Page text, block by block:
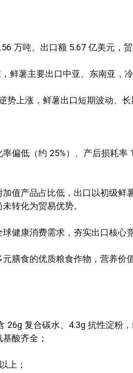
万吨、出口额 5.67 亿美元，
鲜薯主要出口中亚、东南亚，
势上涨，鲜薯出口短期波动、长
偏低（约 25%）、产后损耗
值产品占比低，出口以初级鲜
转化为贸易优势。
健康消费需求，夯实出口核心
膳食的优质粮食作物，营养价
26g 复合碳水、4.3g 抗性淀粉
酸齐全；
上；